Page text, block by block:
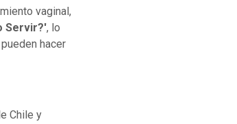
vaginal,
Servir?', lo
hacer
Chile y